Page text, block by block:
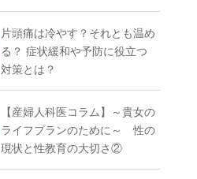
片頭痛は冷やす？それとも温め
る？ 症状緩和や予防に役立つ
対策とは？
【産婦人科医コラム】～貴女の
ライフプランのために～ 性の
現状と性教育の大切さ②